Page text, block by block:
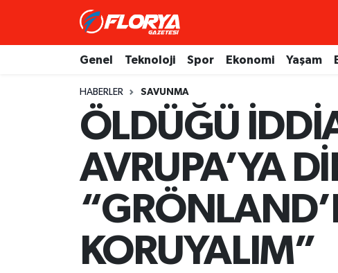
Genel Teknoloji Spor Ekonomi Yaşam
HABERLER SAVUNMA
ÖLDÜĞÜ
AVRUPA’YA
KORUYALIM”
Trafik Durumu
Süper Lig Puan Durumu ve Fikstür
Tüm Manşetler
Son Dakika Haberleri